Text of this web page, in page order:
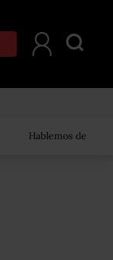
Hablemos de